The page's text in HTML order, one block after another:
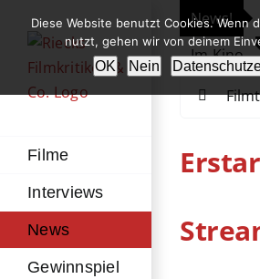
Inhalt
springen
Filme
Interviews
News
Gewinnspiel
News!
Im Kino
Diese Website benutzt Cookies. Wenn
nutzt, gehen wir von deinem
OK Nein